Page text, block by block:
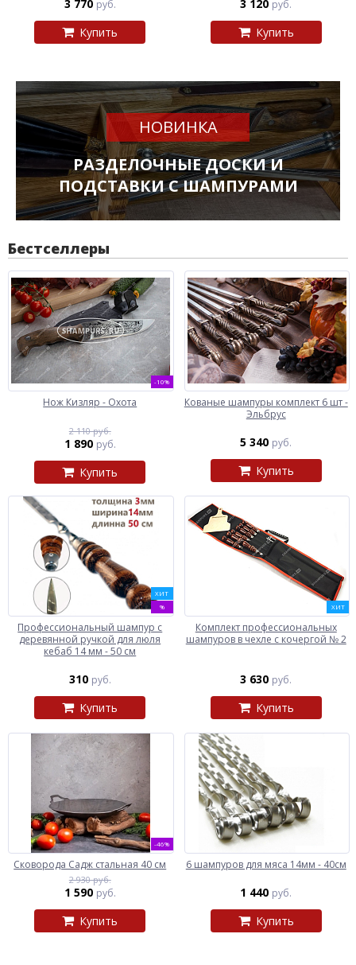
3 770 руб.
Купить
3 120 руб.
Купить
НОВИНКА
РАЗДЕЛОЧНЫЕ ДОСКИ И
ПОДСТАВКИ С ШАМПУРАМИ
Бестселлеры
-10%
Нож Кизляр - Охота
2 110 руб.
1 890 руб.
Купить
Кованые шампуры комплект 6 шт -
Эльбрус
5 340 руб.
Купить
ХИТ
%
Профессиональный шампур с
деревянной ручкой для люля
кебаб 14 мм - 50 см
310 руб.
Купить
ХИТ
Комплект профессиональных
шампуров в чехле с кочергой № 2
3 630 руб.
Купить
-46%
Сковорода Садж стальная 40 см
2 930 руб.
1 590 руб.
Купить
6 шампуров для мяса 14мм - 40см
1 440 руб.
Купить